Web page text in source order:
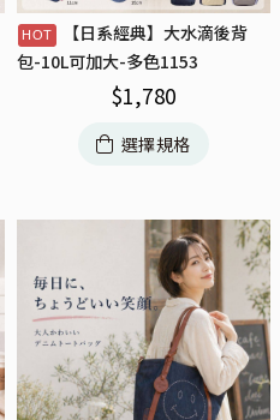
【日系經典】大水滴後背
包-10L可加大-多色1153
$1,780
選擇規格